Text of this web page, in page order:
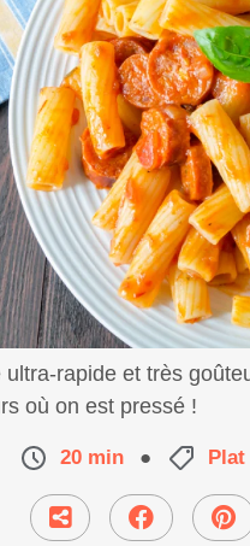
ultra-rapide et très
où on est pressé !
20 min ●